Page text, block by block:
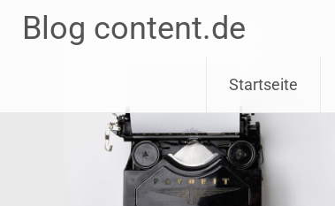
Blog content.de
to
content
Startseite